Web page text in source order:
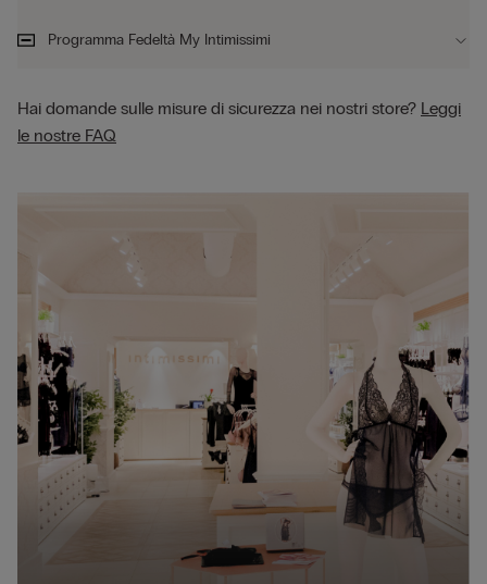
Programma Fedeltà My Intimissimi
Hai domande sulle misure di sicurezza nei nostri store? Leggi
le nostre FAQ